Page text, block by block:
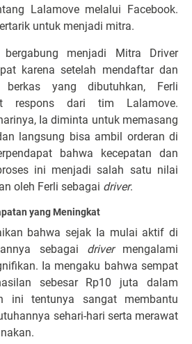
Lalamove melalui Facebook.
untuk menjadi mitra.
bergabung menjadi Mitra Driver
karena setelah mendaftar dan
berkas yang dibutuhkan, Ferli
respons dari tim Lalamove.
Ia diminta untuk memasang
langsung bisa ambil orderan di
bahwa kecepatan dan
ini menjadi salah satu nilai
oleh Ferli sebagai driver.
yang Meningkat
bahwa sejak Ia mulai aktif di
sebagai driver mengalami
Ia mengaku bahwa sempat
sebesar Rp10 juta dalam
ini tentunya sangat membantu
sehari-hari serta merawat